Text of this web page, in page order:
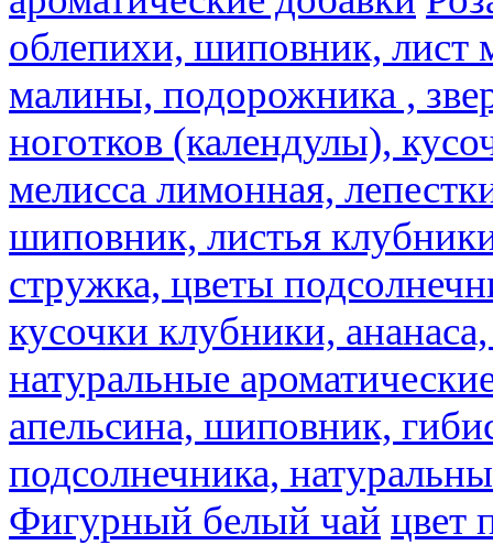
облепихи, шиповник, лист
малины, подорожника ,
ноготков (календулы),
мелисса лимонная,
шиповник, листья
стружка, цветы
кусочки клубники,
натуральные
апельсина, шиповник,
подсолнечника,
Фигурный белый чай цвет